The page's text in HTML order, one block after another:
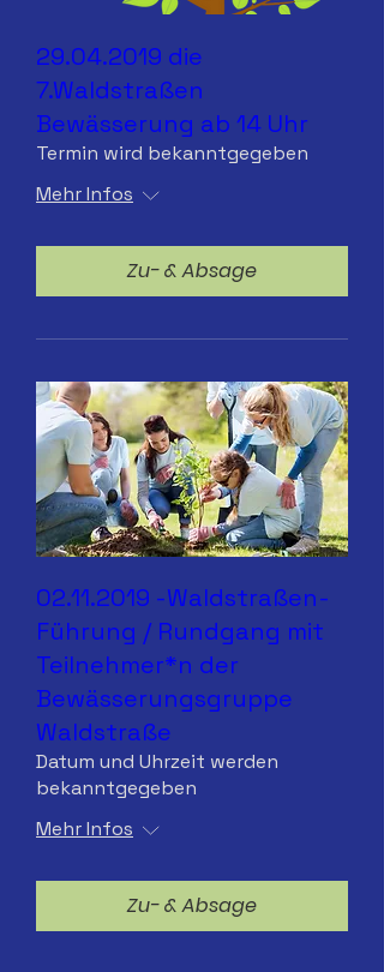
29.04.2019 die
7.Waldstraßen
Bewässerung ab 14 Uhr
Termin wird bekanntgegeben
Mehr Infos
Zu- & Absage
02.11.2019 -Waldstraßen-
Führung / Rundgang mit
Teilnehmer*n der
Bewässerungsgruppe
Waldstraße
Datum und Uhrzeit werden
bekanntgegeben
Mehr Infos
Zu- & Absage